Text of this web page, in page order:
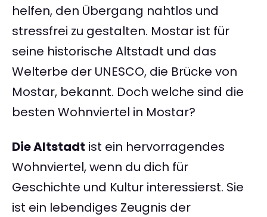
helfen, den Übergang nahtlos und
stressfrei zu gestalten. Mostar ist für
seine historische Altstadt und das
Welterbe der UNESCO, die Brücke von
Mostar, bekannt. Doch welche sind die
besten Wohnviertel in Mostar?
Die Altstadt ist ein hervorragendes
Wohnviertel, wenn du dich für
Geschichte und Kultur interessierst. Sie
ist ein lebendiges Zeugnis der